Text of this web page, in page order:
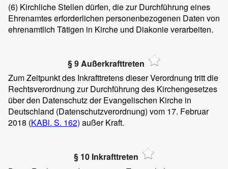
(6) Kirchliche Stellen dürfen, die zur Durchführung eines
Ehrenamtes erforderlichen personenbezogenen Daten von
ehrenamtlich Tätigen in Kirche und Diakonie verarbeiten.
§ 9 Außerkrafttreten
Zum Zeitpunkt des Inkrafttretens dieser Verordnung tritt die
Rechtsverordnung zur Durchführung des Kirchengesetzes
über den Datenschutz der Evangelischen Kirche in
Deutschland (Datenschutzverordnung) vom 17. Februar
2018 (KABl. S. 162) außer Kraft.
§ 10 Inkrafttreten